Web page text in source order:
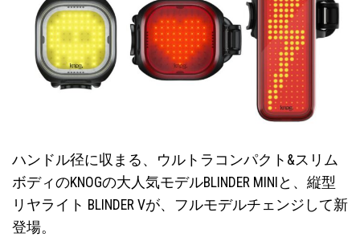
ハンドル径に収まる、ウルトラコンパクト&スリム
ボディのKNOGの大人気モデルBLINDER MINIと、縦型
リヤライト BLINDER Vが、フルモデルチェンジして新
登場。